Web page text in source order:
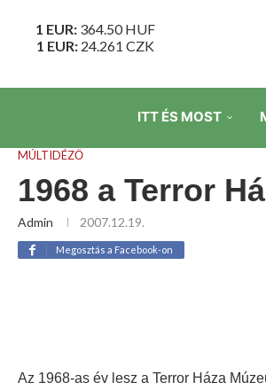
1 EUR: 364.50HUF
1 EUR: 24.261 CZK
ITT ÉS MOST
MÚLTIDÉZŐ
1968 a Terror
Admin 2007.12.19.
Megosztás a Facebook-on
Az 1968-as év lesz a Terror Háza